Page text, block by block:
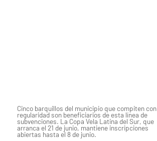
Cinco barquillos del municipio que compiten con
regularidad son beneficiarios de esta línea de
subvenciones. La Copa Vela Latina del Sur, que
arranca el 21 de junio, mantiene inscripciones
abiertas hasta el 8 de junio.